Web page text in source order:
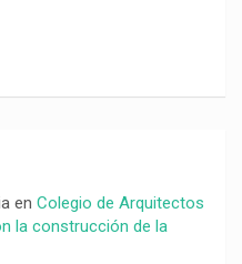
en Colegio de Arquitectos
la construcción de la